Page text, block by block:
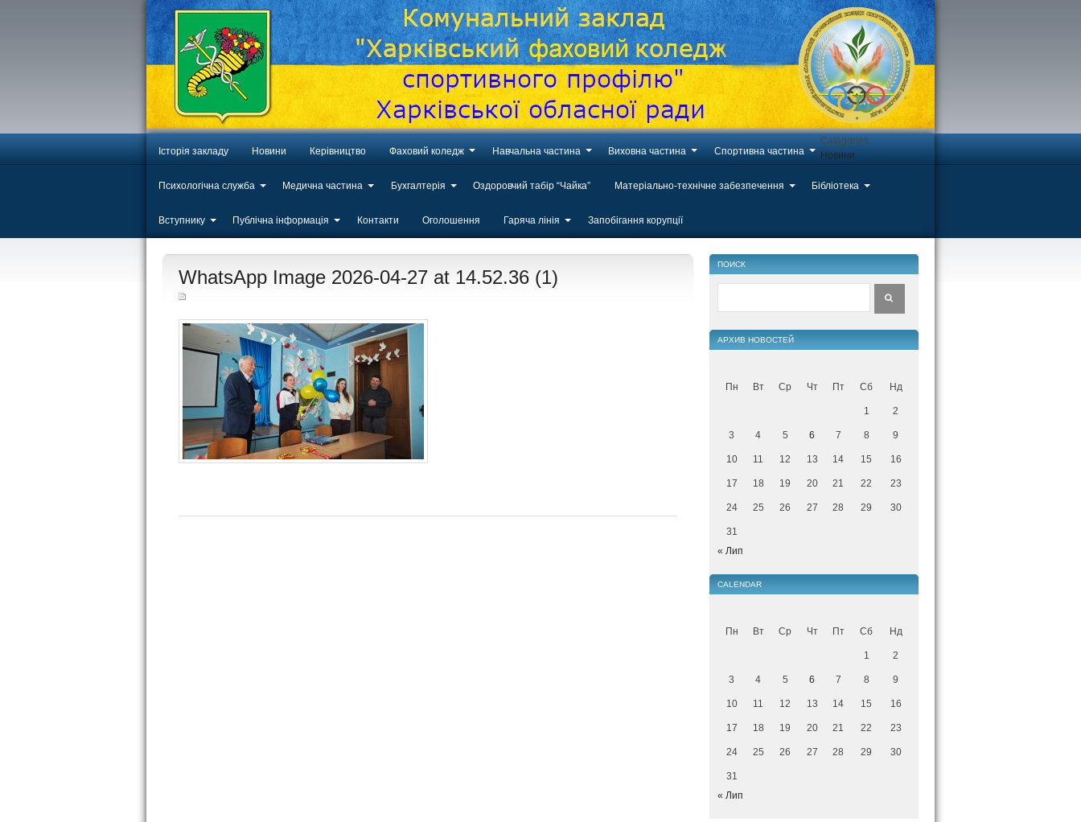
Історія закладу Новини Керівництво Фаховий коледж Навчальна частина Виховна частина Спортивна частина
Психологічна служба Медична частина Бухгалтерія Оздоровчий табір “Чайка” Матеріально-технічне забезпечення Бібліотека
Вступнику Публічна інформація Контакти Оголошення Гаряча лінія Запобігання корупції
Categories
Новини
20
WhatsApp Image 2026-04-27 at 14.52.36 (1)
ПОИСК
АРХИВ НОВОСТЕЙ
Пн Вт Ср Чт Пт Сб Нд
1 2
3 4 5 6 7 8 9
10 11 12 13 14 15 16
17 18 19 20 21 22 23
24 25 26 27 28 29 30
31
« Лип
CALENDAR
Пн Вт Ср Чт Пт Сб Нд
1 2
3 4 5 6 7 8 9
10 11 12 13 14 15 16
17 18 19 20 21 22 23
24 25 26 27 28 29 30
31
« Лип